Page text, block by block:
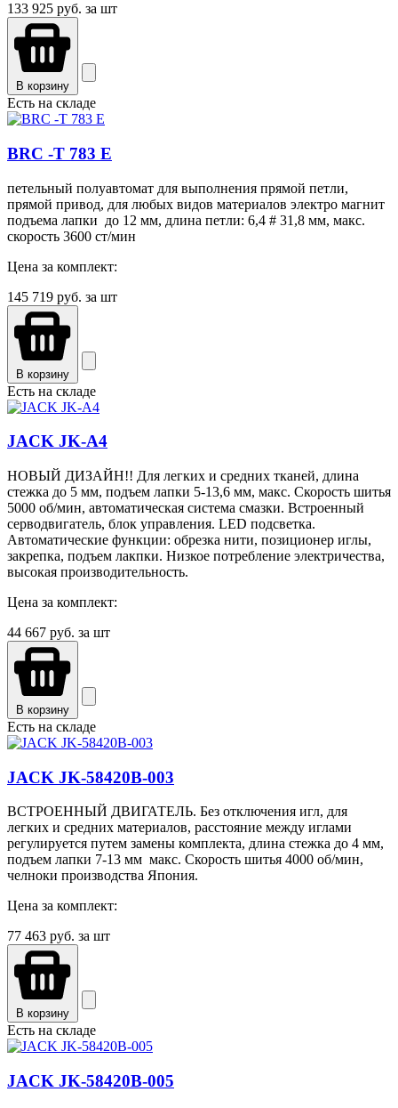
133 925 руб. за шт
В корзину
Есть на складе
BRC -T 783 E
петельный полуавтомат для выполнения прямой петли,
прямой привод, для любых видов материалов электро магнит
подъема лапки до 12 мм, длина петли: 6,4 # 31,8 мм, макс.
скорость 3600 ст/мин
Цена за комплект:
145 719 руб. за шт
В корзину
Есть на складе
JACK JK-A4
НОВЫЙ ДИЗАЙН!! Для легких и средних тканей, длина
стежка до 5 мм, подъем лапки 5-13,6 мм, макс. Скорость шитья
5000 об/мин, автоматическая система смазки. Встроенный
серводвигатель, блок управления. LED подсветка.
Автоматические функции: обрезка нити, позиционер иглы,
закрепка, подъем лакпки. Низкое потребление электричества,
высокая производительность.
Цена за комплект:
44 667 руб. за шт
В корзину
Есть на складе
JACK JK-58420B-003
ВСТРОЕННЫЙ ДВИГАТЕЛЬ. Без отключения игл, для
легких и средних материалов, расстояние между иглами
регулируется путем замены комплекта, длина стежка до 4 мм,
подъем лапки 7-13 мм макс. Скорость шитья 4000 об/мин,
челноки производства Япония.
Цена за комплект:
77 463 руб. за шт
В корзину
Есть на складе
JACK JK-58420B-005